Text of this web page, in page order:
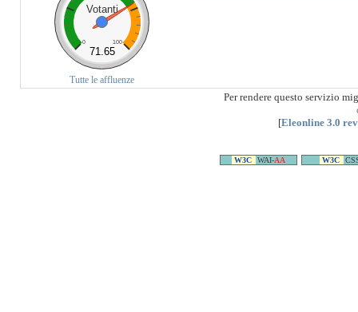
Votanti
0 100
71.65
Tutte le affluenze
Per rendere questo servizio
[Eleonline 3.0
W3C WAI-AA W3C